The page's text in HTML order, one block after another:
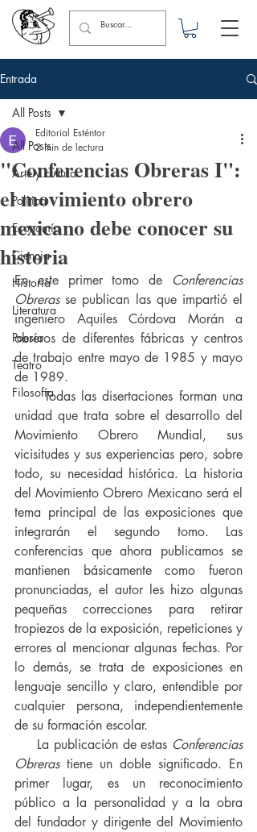
Entrada
All Posts
Arte y cultura
Política
Economía
Ciencia
Historia
Literatura
Poesía
Teatro
Filosofía
All Posts
"Conferencias Obreras I":
el movimiento obrero
mexicano debe conocer su
historia
Editorial Esténtor
2 min de lectura
En este primer tomo de Conferencias
Obreras se publican las que impartió el
ingeniero Aquiles Córdova Morán a
obreros de diferentes fábricas y centros
de trabajo entre mayo de 1985 y mayo
de 1989.
     Todas las disertaciones forman una
unidad que trata sobre el desarrollo del
Movimiento Obrero Mundial, sus
vicisitudes y sus experiencias pero, sobre
todo, su necesidad histórica. La historia
del Movimiento Obrero Mexicano será el
tema principal de las exposiciones que
integrarán el segundo tomo. Las
conferencias que ahora publicamos se
mantienen básicamente como fueron
pronunciadas, el autor les hizo algunas
pequeñas correcciones para retirar
tropiezos de la exposición, repeticiones y
errores al mencionar algunas fechas. Por
lo demás, se trata de exposiciones en
lenguaje sencillo y claro, entendible por
cualquier persona, independientemente
de su formación escolar.
     La publicación de estas
Conferencias
Obreras tiene un doble significado. En
primer lugar, es un reconocimiento
público a la personalidad y a la obra
del fundador y dirigente del Movimiento